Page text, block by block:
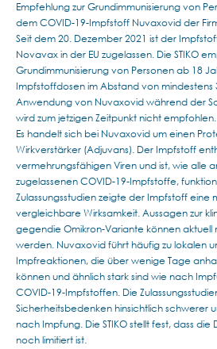
Empfehlung zur Grundimmunisierung von
dem COVID-19-Impfstoff Nuvaxovid der
Seit dem 20. Dezember 2021 ist der
Novavax in der EU zugelassen. Die STIKO
Grundimmunisierung von Personen ab 18
Impfstoffdosen im Abstand von
Anwendung von Nuvaxovid während der
wird zum jetzigen Zeitpunkt nicht empfohlen.
Es handelt sich bei Nuvaxovid um einen
Wirkverstärker (Adjuvans). Der Impfstoff
vermehrungsfähigen Viren und ist, wie alle
zugelassenen COVID-19-Impfstoffe,
Zulassungsstudien zeigte der Impfstoff eine
vergleichbare Wirksamkeit. Aussagen zur
gegendie Omikron-Variante können
werden. Nuvaxovid führt häufig zu lokalen
Impfreaktionen, die über wenige Tage
können und ähnlich stark sind wie nach
COVID-19-Impfstoffen. Die
Sicherheitsbedenken hinsichtlich schwerer
nach Impfung. Die STIKO stellt fest, dass
noch limitiert ist.